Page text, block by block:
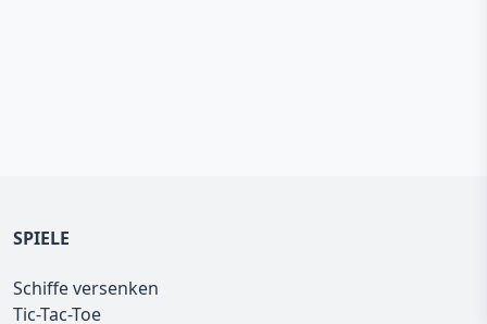
SPIELE
Schiffe versenken
Tic-Tac-Toe